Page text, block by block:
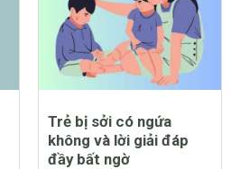
Trẻ bị sởi có ngứa
không và lời giải đáp
đầy bất ngờ